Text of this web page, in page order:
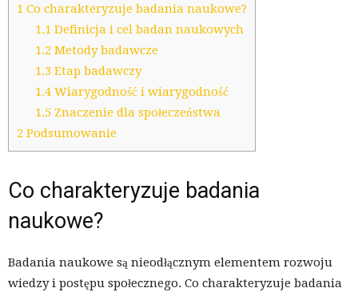
1 Co charakteryzuje badania naukowe?
1.1 Definicja i cel badan naukowych
1.2Metody badawcze
1.3 Etap badawczy
1.4Wiarygodność i wiarygodność
1.5Znaczenie dla społeczeństwa
2 Podsumowanie
Co charakteryzuje badania
naukowe?
Badania naukowe są nieodłącznym elementem rozwoju
wiedzy i postępu społecznego. Co charakteryzuje badania